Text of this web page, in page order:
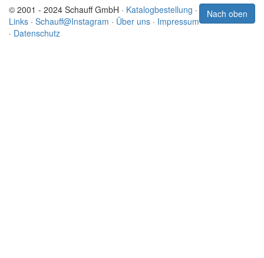
Nach oben
© 2001 - 2024 Schauff GmbH · Katalogbestellung ·
Links · Schauff@Instagram · Über uns · Impressum
· Datenschutz